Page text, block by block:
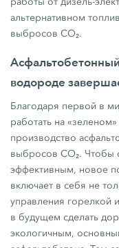
альтернативном
выбросов CO₂.
водороде
Благодаря первой в
работать на
производство
выбросов CO₂. Чтобы
эффективным, новое
включает в себя не
управления горелкой
в будущем сделать
экологичным,